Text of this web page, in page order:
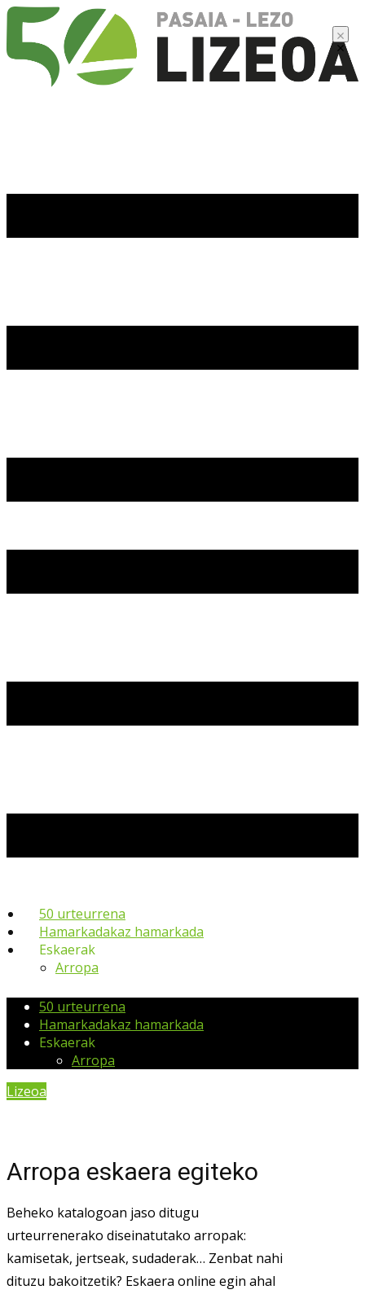
50 urteurrena
Hamarkadakaz hamarkada
Eskaerak
Arropa
50 urteurrena
Hamarkadakaz hamarkada
Eskaerak
Arropa
Lizeoa
Arropa eskaera egiteko
Beheko katalogoan jaso ditugu
urteurrenerako diseinatutako arropak:
kamisetak, jertseak, sudaderak… Zenbat nahi
dituzu bakoitzetik? Eskaera online egin ahal